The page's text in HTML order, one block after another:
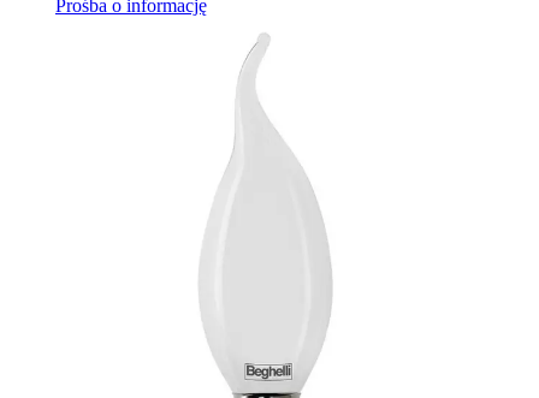
Prośba o informację